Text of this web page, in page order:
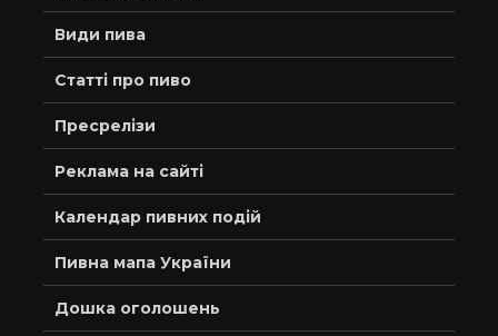
Види пива
Статті про пиво
Пресрелізи
Реклама на сайті
Календар пивних подій
Пивна мапа України
Дошка оголошень